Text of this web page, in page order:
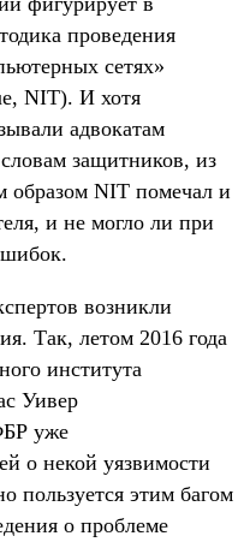
проведения
сетях»
NIT). И хотя
адвокатам
защитников, из
образом NIT помечал и
и не могло ли при
возникли
Так, летом 2016 года
института
Уивер
уже
о некой уязвимости
пользуется этим багом
о проблеме